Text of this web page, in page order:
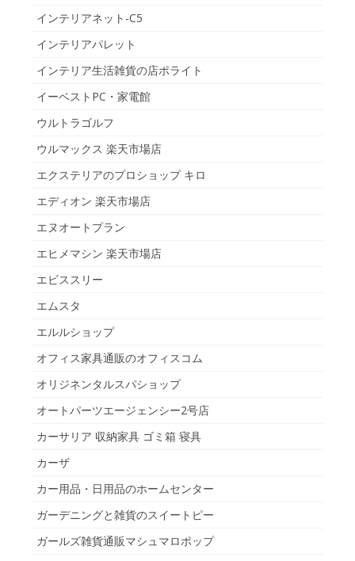
インテリアネット-C5
インテリアパレット
インテリア生活雑貨の店ポライト
イーベストPC・家電館
ウルトラゴルフ
ウルマックス 楽天市場店
エクステリアのプロショップ キロ
エディオン 楽天市場店
エヌオートプラン
エヒメマシン 楽天市場店
エビススリー
エムスタ
エルルショップ
オフィス家具通販のオフィスコム
オリジネンタルスパショップ
オートパーツエージェンシー2号店
カーサリア 収納家具 ゴミ箱 寝具
カーザ
カー用品・日用品のホームセンター
ガーデニングと雑貨のスイートピー
ガールズ雑貨通販マシュマロポップ